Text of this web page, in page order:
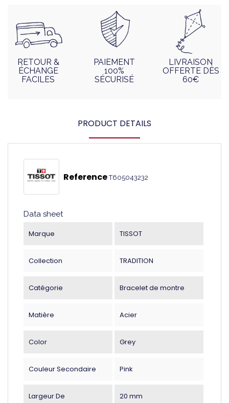
RETOUR &
ÉCHANGE
FACILES
PAIEMENT
100%
SÉCURISÉ
LIVRAISON
OFFERTE DÈS
60€
PRODUCT DETAILS
Reference T605043232
Data sheet
Marque TISSOT
Collection TRADITION
Catégorie Bracelet de montre
Matière Acier
Color Grey
Couleur Secondaire Pink
Largeur De
20 mm